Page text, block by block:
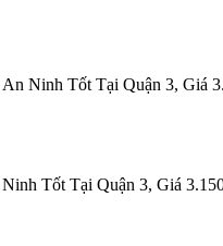
An Ninh Tốt Tại Quận 3, Giá